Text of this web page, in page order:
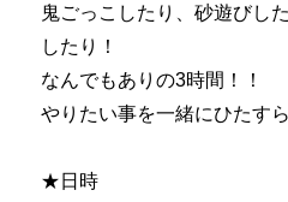
鬼ごっこしたり、砂遊びし
したり！
なんでもありの3時間！！
やりたい事を一緒にひたす
★日時